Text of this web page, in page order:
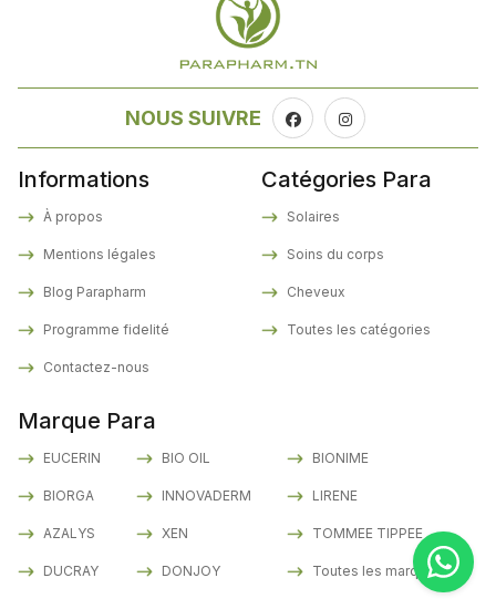
NOUS SUIVRE
Informations
À propos
Mentions légales
Blog Parapharm
Programme fidelité
Contactez-nous
Marque Para
EUCERIN
BIORGA
AZALYS
DUCRAY
BIO OIL
INNOVADERM
XEN
DONJOY
BIONIME
LIRENE
TOMMEE TIPPEE
Toutes les marques
Catégories Para
Solaires
Soins du corps
Cheveux
Toutes les catégories